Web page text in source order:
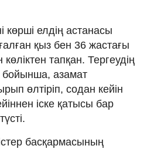
көрші елдің астанасы
қыз бен 36 жастағы
тапқан. Тергеудің
азамат
өлтіріп, содан кейін
іске қатысы бар
басқармасының